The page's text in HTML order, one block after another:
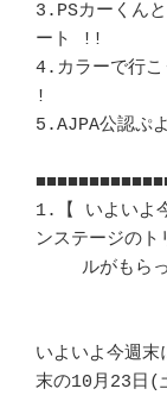
3.PSカーくん
ート !!
4.カラーで行
!
5.AJPA公認ぷ
1.【 いよいよ
ンステージのト
ルがもら
いよいよ今週末
末の10月23日(